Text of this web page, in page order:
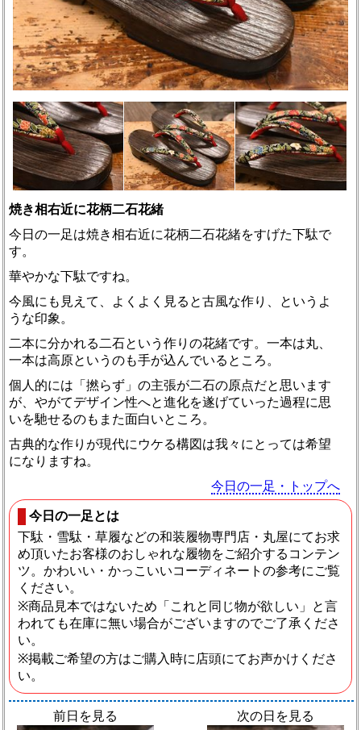
焼き相右近に花柄二石花緒
今日の一足は焼き相右近に花柄二石花緒をすげた下駄で
す。
華やかな下駄ですね。
今風にも見えて、よくよく見ると古風な作り、というよ
うな印象。
二本に分かれる二石という作りの花緒です。一本は丸、
一本は高原というのも手が込んでいるところ。
個人的には「撚らず」の主張が二石の原点だと思います
が、やがてデザイン性へと進化を遂げていった過程に思
いを馳せるのもまた面白いところ。
古典的な作りが現代にウケる構図は我々にとっては希望
になりますね。
今日の一足・トップへ
今日の一足とは
下駄・雪駄・草履などの和装履物専門店・丸屋にてお求
め頂いたお客様のおしゃれな履物をご紹介するコンテン
ツ。かわいい・かっこいいコーディネートの参考にご覧
ください。
※商品見本ではないため「これと同じ物が欲しい」と言
われても在庫に無い場合がございますのでご了承くださ
い。
※掲載ご希望の方はご購入時に店頭にてお声かけくださ
い。
前日を見る 次の日を見る